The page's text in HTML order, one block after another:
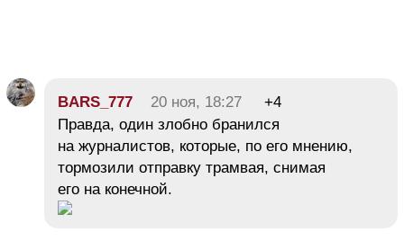
BARS_777 20 ноя, 18:27
+4
Правда, один злобно бранился
на журналистов, которые, по его мнению,
тормозили отправку трамвая, снимая
его на конечной.